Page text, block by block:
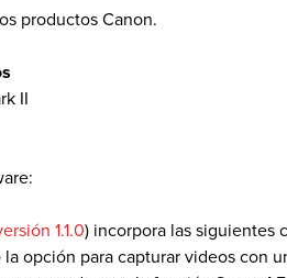
productos Canon.
II
1.1.0) incorpora las siguientes
la opción para capturar videos con